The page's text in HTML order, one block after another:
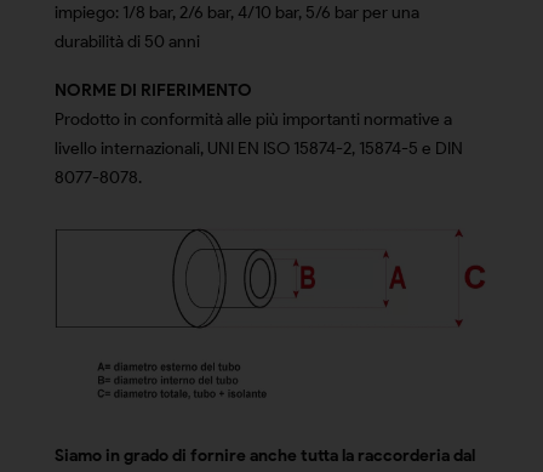
impiego: 1/8 bar, 2/6 bar, 4/10 bar, 5/6 bar per una
durabilità di 50 anni
NORME DI RIFERIMENTO
Prodotto in conformità alle più importanti normative a
livello internazionali, UNI EN ISO 15874-2, 15874-5 e DIN
8077-8078.
Siamo in grado di fornire anche tutta la raccorderia dal